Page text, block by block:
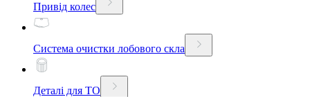
Привід колес
Система очистки лобового скла
Деталі для ТО